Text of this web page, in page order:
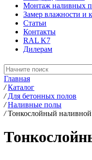
Монтаж наливных
Замер влажности и
Статьи
Контакты
RAL K7
Дилерам
Главная
/ Каталог
/ Для бетонных полов
/ Наливные полы
/ Тонкослойный